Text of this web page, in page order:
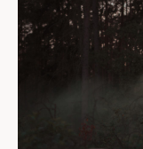
Oferta
O mnie